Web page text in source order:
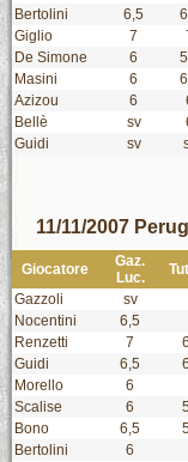
Bertolini
6,5
Giglio
7
De Simone
6
Masini
6
Azizou
6
Bellè
sv
Guidi
sv
11/11/2007
Giocatore
Gaz.
Luc.
Gazzoli
sv
Nocentini
6,5
Renzetti
7
Guidi
6,5
Morello
6
Scalise
6
Bono
6,5
Bertolini
6